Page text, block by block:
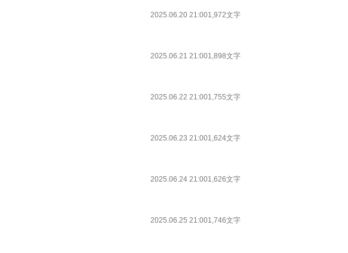
2025.06.20 21:001,972文字
2025.06.21 21:001,898文字
2025.06.22 21:001,755文字
2025.06.23 21:001,624文字
2025.06.24 21:001,626文字
2025.06.25 21:001,746文字